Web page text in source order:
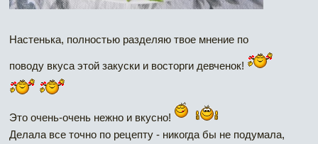
Настенька, полностью разделяю твое мнение по
поводу вкуса этой закуски и восторги девченок!
Это очень-очень нежно и вкусно!
Делала все точно по рецепту - никогда бы не подумала,